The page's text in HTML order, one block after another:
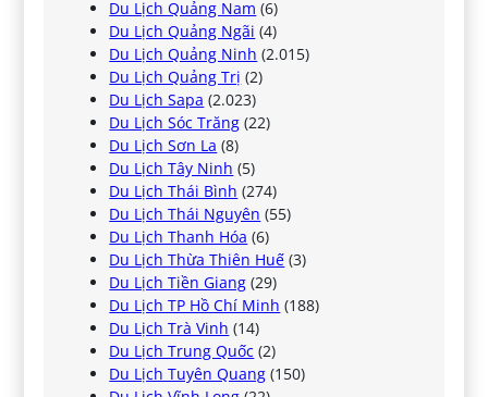
Du Lịch Quảng Nam (6)
Du Lịch Quảng Ngãi (4)
Du Lịch Quảng Ninh (2.015)
Du Lịch Quảng Trị (2)
Du Lịch Sapa (2.023)
Du Lịch Sóc Trăng (22)
Du Lịch Sơn La (8)
Du Lịch Tây Ninh (5)
Du Lịch Thái Bình (274)
Du Lịch Thái Nguyên (55)
Du Lịch Thanh Hóa (6)
Du Lịch Thừa Thiên Huế (3)
Du Lịch Tiền Giang (29)
Du Lịch TP Hồ Chí Minh (188)
Du Lịch Trà Vinh (14)
Du Lịch Trung Quốc (2)
Du Lịch Tuyên Quang (150)